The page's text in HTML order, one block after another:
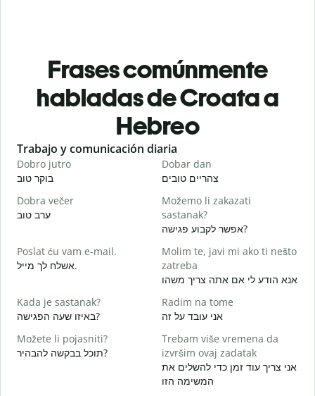
Frases comúnmente
habladas de Croata a
Hebreo
Slide 1 of 6
Trabajo y comunicación diaria
Dobro jutro
בוקר טוב
Dobar dan
צהריים טובים
Dobra večer
ערב טוב
Možemo li zakazati
sastanak?
אפשר לקבוע פגישה?
Poslat ću vam e-mail.
אשלח לך מייל.
Molim te, javi mi ako ti nešto
zatreba
אנא הודע לי אם אתה צריך משהו
Kada je sastanak?
באיזו שעה הפגישה?
Radim na tome
אני עובד על זה
Možete li pojasniti?
תוכל בבקשה להבהיר?
Trebam više vremena da
izvršim ovaj zadatak
אני צריך עוד זמן כדי להשלים את
המשימה הזו